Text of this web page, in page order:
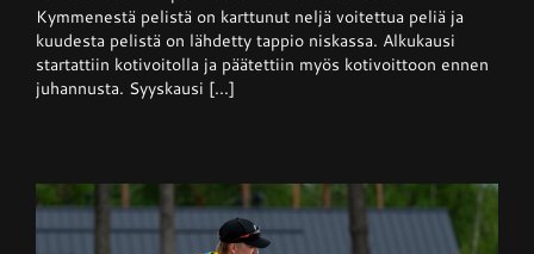
Kymmenestä pelistä on karttunut neljä voitettua peliä ja
kuudesta pelistä on lähdetty tappio niskassa. Alkukausi
startattiin kotivoitolla ja päätettiin myös kotivoittoon ennen
juhannusta. Syyskausi [...]